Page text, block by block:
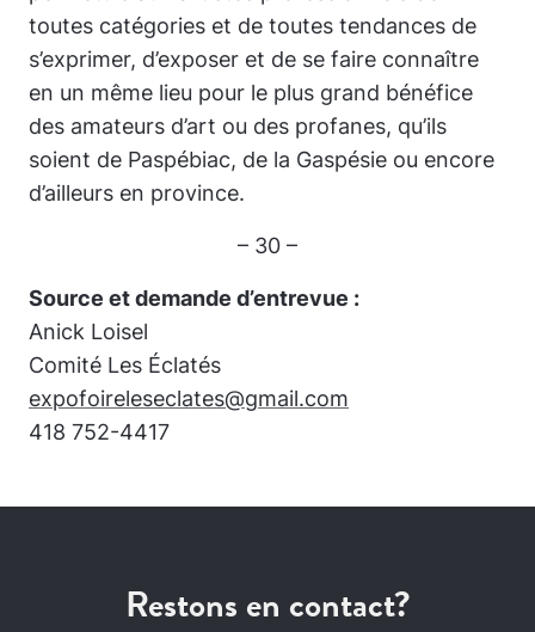
toutes catégories et de toutes tendances de
s’exprimer, d’exposer et de se faire connaître
en un même lieu pour le plus grand bénéfice
des amateurs d’art ou des profanes, qu’ils
soient de Paspébiac, de la Gaspésie ou encore
d’ailleurs en province.
– 30 –
Source et demande d’entrevue :
Anick Loisel
Comité Les Éclatés
expofoireleseclates@gmail.com
418 752-4417
Restons en contact?